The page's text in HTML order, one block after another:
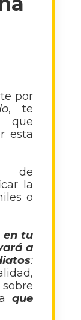
por
, te
que
esta
la
o
en tu
a
:
que